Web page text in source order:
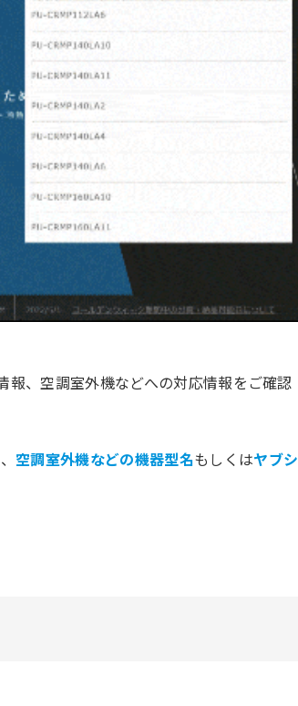
報、空調室外機などへの対応情報をご確認
空調室外機などの機器型名もしくはヤブシ